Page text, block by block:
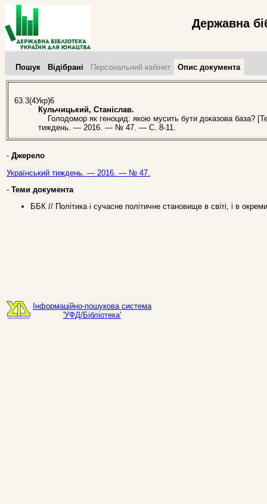
Державна
Пошук Відібрані Персональний кабінет Опис документа
63.3(4Укр)6
Кульчицький, Станіслав.
Голодомор як геноцид: якою мусить бути доказова база?
тиждень. — 2016. — № 47. — С. 8-11.
- Джерело
Український тиждень. — 2016. — № 47.
- Теми документа
ББК // Політика і сучасне політичне становище в світі, і в
Інформаційно-пошукова система
'УФД/Бібліотека'